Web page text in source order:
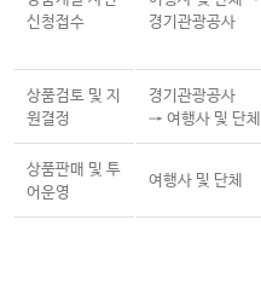
신청접수
경기관광공사
상품검토 및 지
원결정
경기관광공사
→ 여행사 및 단체
상품판매 및 투
어운영
여행사 및 단체